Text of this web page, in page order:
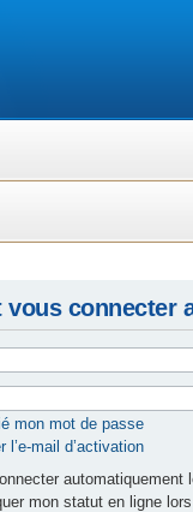
vous
mon mot de passe
l’e-mail d’activation
automatiquement
mon statut en ligne